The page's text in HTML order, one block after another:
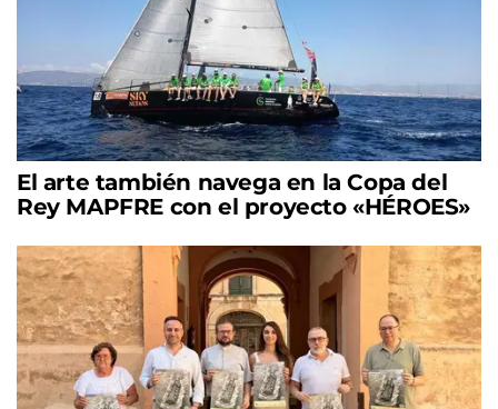
El arte también navega en la Copa del
Rey MAPFRE con el proyecto «HÉROES»